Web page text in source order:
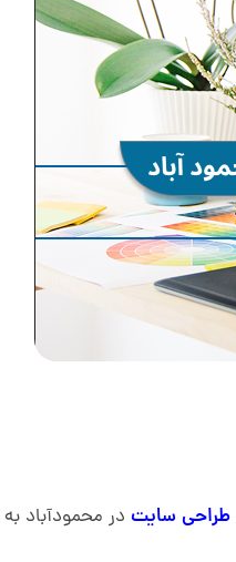
طراحی سایت در محمودآباد